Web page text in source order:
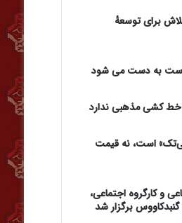
برای توسعهٔ
دست به دست می شود
خط کشی مذهبی ندارد
است، نه قیمت
و کارگروه اجتماعی،
برگزار شد